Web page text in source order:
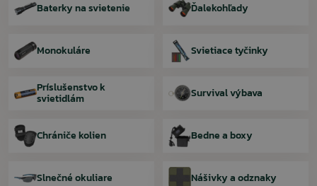
Baterky na svietenie Ďalekohľady
Monokuláre Svietiace tyčinky
Príslušenstvo k
svietidlám Survival výbava
Chrániče kolien Bedne a boxy
Slnečné okuliare Nášivky a odznaky